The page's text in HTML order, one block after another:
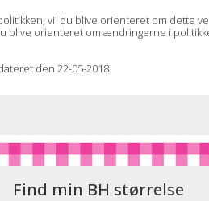
vil du blive orienteret om dette
blive orienteret om ændringerne i
den 22-05-2018.
Find min BH størrelse